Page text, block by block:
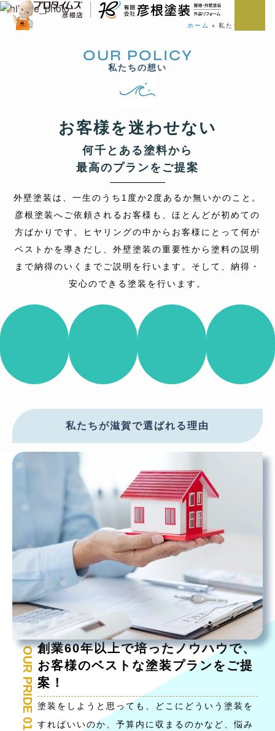
ホーム » 私たちの想い
OUR POLICY
私たちの想い
お客様を迷わせない
何千とある塗料から
最高のプランをご提案
外壁塗装は、一生のうち1度か2度あるか無いかのこと。
彦根塗装へご依頼されるお客様も、ほとんどが初めての
方ばかりです。ヒヤリングの中からお客様にとって何が
ベストかを導きだし、外壁塗装の重要性から塗料の説明
まで納得のいくまでご説明を行います。そして、納得・
安心のできる塗装を行います。
私たちが滋賀で選ばれる理由
OUR PRIDE 01 創業60年以上で培ったノウハウで、
お客様のベストな塗装プランをご提
案！
塗装をしようと思っても、どこにどういう塗装を
すればいいのか、予算内に収まるのかなど、悩み